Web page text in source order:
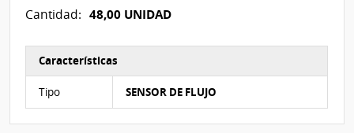
Cantidad: 48,00 UNIDAD
Características del Ítem Nº 184
Características
Tipo SENSOR DE FLUJO